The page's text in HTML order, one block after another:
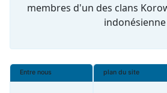
membres d'un des clans
indonésienne
Entre nous plan du site